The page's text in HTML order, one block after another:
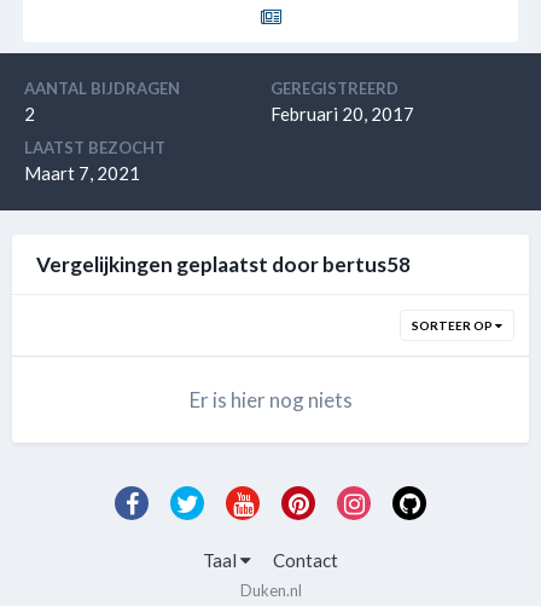
AANTAL BIJDRAGEN
2
GEREGISTREERD
Februari 20, 2017
LAATST BEZOCHT
Maart 7, 2021
Vergelijkingen geplaatst door bertus58
SORTEER OP
Er is hier nog niets
Taal Contact
Duken.nl